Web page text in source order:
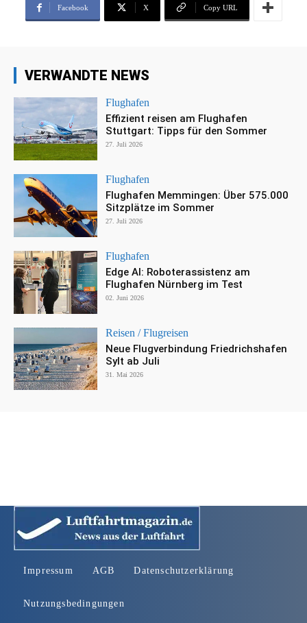
Facebook X Copy URL
VERWANDTE NEWS
Flughafen
Effizient reisen am Flughafen
Stuttgart: Tipps für den Sommer
27. Juli 2026
Flughafen
Flughafen Memmingen: Über 575.000
Sitzplätze im Sommer
27. Juli 2026
Flughafen
Edge AI: Roboterassistenz am
Flughafen Nürnberg im Test
02. Juni 2026
Reisen / Flugreisen
Neue Flugverbindung Friedrichshafen
Sylt ab Juli
31. Mai 2026
Impressum AGB Datenschutzerklärung
Nutzungsbedingungen